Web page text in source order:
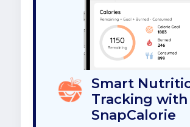
Smart
Tracking with
SnapCalorie